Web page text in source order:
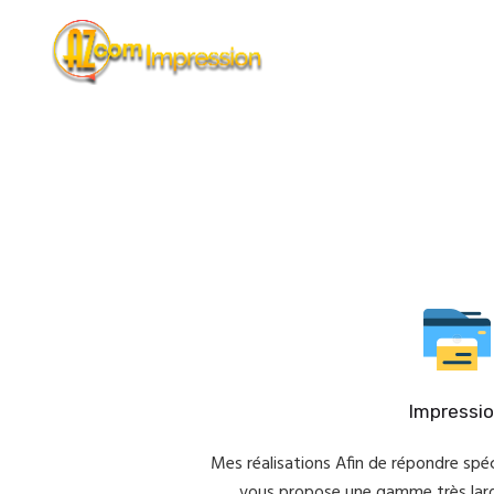
Mes réalisations Afin de répondre